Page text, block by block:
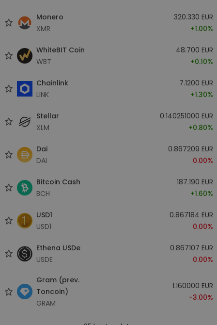
Monero
XMR
320.330 EUR
+1.00%
WhiteBIT Coin
WBT
48.700 EUR
+0.10%
Chainlink
LINK
7.1200 EUR
+1.30%
Stellar
XLM
0.140251000 EUR
+0.80%
Dai
DAI
0.867209 EUR
0.00%
Bitcoin Cash
BCH
187.190 EUR
+1.60%
USD1
USD1
0.867184 EUR
0.00%
Ethena USDe
USDE
0.867107 EUR
0.00%
Gram (prev.
Toncoin)
GRAM
1.160000 EUR
-3.00%